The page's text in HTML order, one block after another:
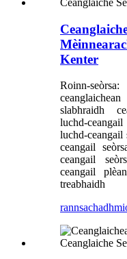
Kenter
Roinn-
slabhraidh
luchd-
luchd-
ceangail
ceangail
ceangail
treabhaidh
rannsachadh